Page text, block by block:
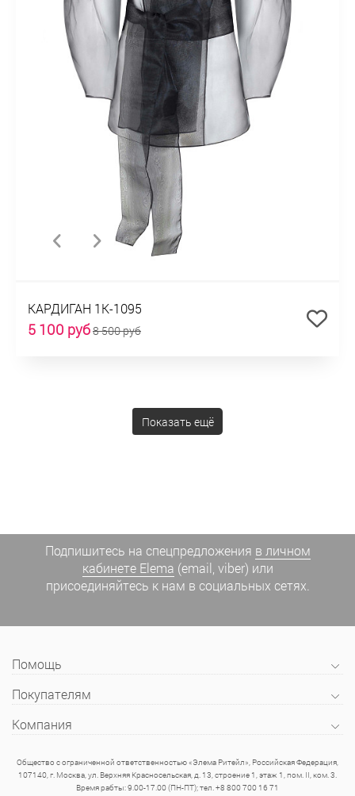
КАРДИГАН 1К-1095
5 100 руб8 500 руб
Показать ещё
Подпишитесь на спецпредложения в личном
кабинете Elema (email, viber) или
присоединяйтесь к нам в социальных сетях.
Помощь
Покупателям
Компания
Общество с ограниченной ответственностью «Элема Ритейл», Российская Федерация,
107140, г. Москва, ул. Верхняя Красносельская, д. 13, строение 1, этаж 1, пом. II, ком. 3.
Время рабты: 9.00-17.00 (ПН-ПТ); тел. +8 800 700 16 71